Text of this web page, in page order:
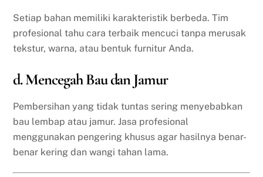
Setiap bahan memiliki karakteristik berbeda. Tim
profesional tahu cara terbaik mencuci tanpa merusak
tekstur, warna, atau bentuk furnitur Anda.
d. Mencegah Bau dan Jamur
Pembersihan yang tidak tuntas sering menyebabkan
bau lembap atau jamur. Jasa profesional
menggunakan pengering khusus agar hasilnya benar-
benar kering dan wangi tahan lama.